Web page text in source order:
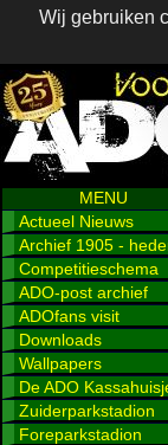
Wij gebruiken
MENU
Actueel Nieuws
Archief 1905 -
Competitieschema
ADO-post archief
ADOfans visit
Downloads
Wallpapers
De ADO
Zuiderparkstadion
Foreparkstadion